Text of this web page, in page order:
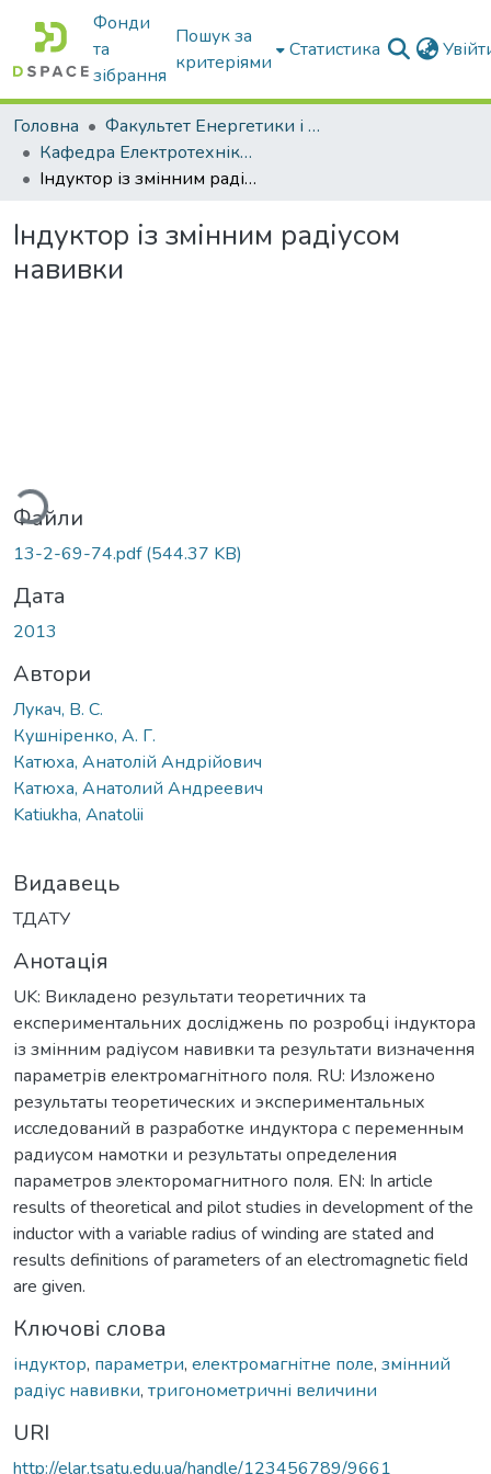
Фонди
та
зібрання
Пошук за
критеріями
Статистика
Головна
Факультет Енергетики і комп'ютерних технологій
Кафедра Електротехніки і електромеханіки ім. проф. В.В. Овчарова
Індуктор із змінним радіусом навивки
Індуктор із змінним радіусом
навивки
Файли
13-2-69-74.pdf(544.37 KB)
Дата
2013
Автори
Лукач, В. С.
Кушніренко, А. Г.
Катюха, Анатолій Андрійович
Катюха, Анатолий Андреевич
Katiukha, Anatolii
Видавець
ТДАТУ
Анотація
UK: Викладено результати теоретичних та
експериментальних досліджень по розробці індуктора
із змінним радіусом навивки та результати визначення
параметрів електромагнітного поля. RU: Изложено
результаты теоретических и экспериментальных
исследований в разработке индуктора с переменным
радиусом намотки и результаты определения
параметров электоромагнитного поля. EN: In article
results of theoretical and pilot studies in development of the
inductor with a variable radius of winding are stated and
results definitions of parameters of an electromagnetic field
are given.
Ключові слова
індуктор, параметри, електромагнітне поле, змінний
радіус навивки, тригонометричні величини
URI
http://elar.tsatu.edu.ua/handle/123456789/9661